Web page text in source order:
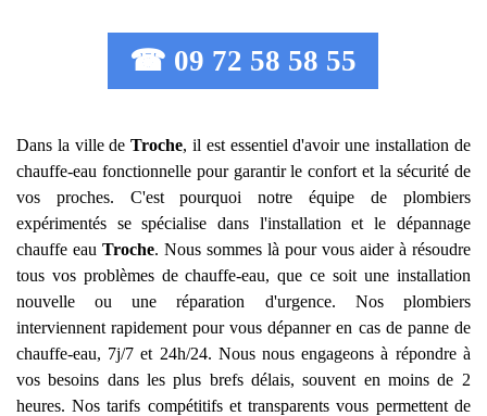
☎ 09 72 58 58 55
Dans la ville deTroche, il est essentiel d'avoir une installation de
chauffe-eau fonctionnelle pour garantir le confort et la sécurité de
vos proches. C'est pourquoi notre équipe de plombiers
expérimentés se spécialise dans l'installation et le dépannage
chauffe eau Troche. Nous sommes là pour vous aider à résoudre
tous vos problèmes de chauffe-eau, que ce soit une installation
nouvelle ou une réparation d'urgence. Nos plombiers
interviennent rapidement pour vous dépanner en cas de panne de
chauffe-eau, 7j/7 et 24h/24. Nous nous engageons à répondre à
vos besoins dans les plus brefs délais, souvent en moins de 2
heures. Nos tarifs compétitifs et transparents vous permettent de